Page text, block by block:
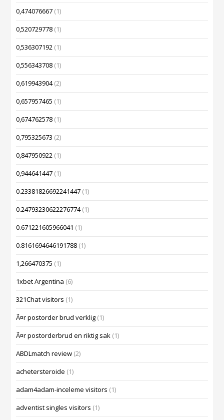
0,474076667 (1)
0,520729778 (1)
0,536307192 (1)
0,556343708 (1)
0,619943904(2)
0,657957465 (1)
0,674762578 (1)
0,795325673 (2)
0,847950922 (1)
0,944641447 (1)
0.23381826692241447 (1)
0.24793230622276774(1)
0.671221605966041 (1)
0.8161694646191788 (1)
1,266470375 (1)
1xbet Argentina (6)
321Chat visitors (1)
Ã¤r postorder brud verklig (1)
Ã¤r postorderbrud en riktig sak (1)
ABDLmatch review (2)
achetersteroide (1)
adam4adam-inceleme visitors (1)
adventist singles visitors (1)